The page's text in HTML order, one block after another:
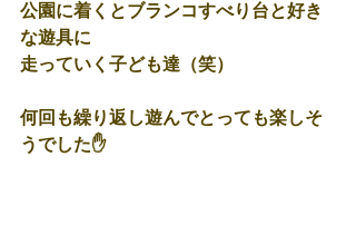
公園に着くとブランコすべり台と好き
な遊具に
走っていく子ども達（笑）
何回も繰り返し遊んでとっても楽しそ
うでした✋